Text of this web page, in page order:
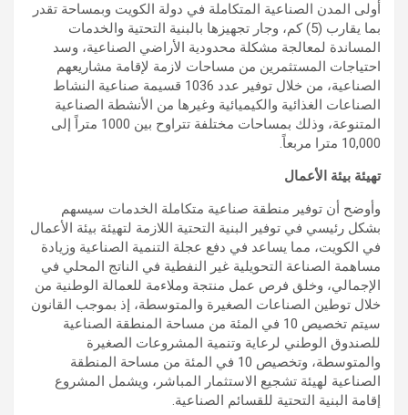
أولى المدن الصناعية المتكاملة في دولة الكويت وبمساحة تقدر
بما يقارب (5) كم، وجار تجهيزها بالبنية التحتية والخدمات
المساندة لمعالجة مشكلة محدودية الأراضي الصناعية، وسد
احتياجات المستثمرين من مساحات لازمة لإقامة مشاريعهم
الصناعية، من خلال توفير عدد 1036 قسيمة صناعية النشاط
الصناعات الغذائية والكيميائية وغيرها من الأنشطة الصناعية
المتنوعة، وذلك بمساحات مختلفة تتراوح بين 1000 متراً إلى
10,000 مترا مربعاً.
تهيئة بيئة الأعمال
وأوضح أن توفير منطقة صناعية متكاملة الخدمات سيسهم
بشكل رئيسي في توفير البنية التحتية اللازمة لتهيئة بيئة الأعمال
في الكويت، مما يساعد في دفع عجلة التنمية الصناعية وزيادة
مساهمة الصناعة التحويلية غير النفطية في الناتج المحلي في
الإجمالي، وخلق فرص عمل منتجة وملاءمة للعمالة الوطنية من
خلال توطين الصناعات الصغيرة والمتوسطة، إذ بموجب القانون
سيتم تخصيص 10 في المئة من مساحة المنطقة الصناعية
للصندوق الوطني لرعاية وتنمية المشروعات الصغيرة
والمتوسطة، وتخصيص 10 في المئة من مساحة المنطقة
الصناعية لهيئة تشجيع الاستثمار المباشر، ويشمل المشروع
إقامة البنية التحتية للقسائم الصناعية.